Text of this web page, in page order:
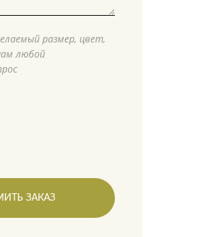
размер, цвет,
любой
ЗАКАЗ